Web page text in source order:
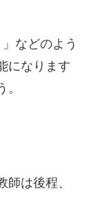
などのよう
になります
は後程、